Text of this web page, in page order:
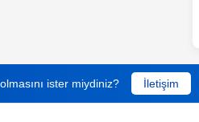
ister miydiniz? İletişim